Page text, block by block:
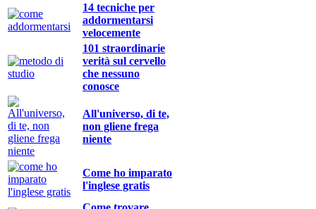
14 tecniche per
addormentarsi
velocemente
101 straordinarie
verità sul cervello
che nessuno
conosce
All'universo, di te,
non gliene frega
niente
Come ho imparato
l'inglese gratis